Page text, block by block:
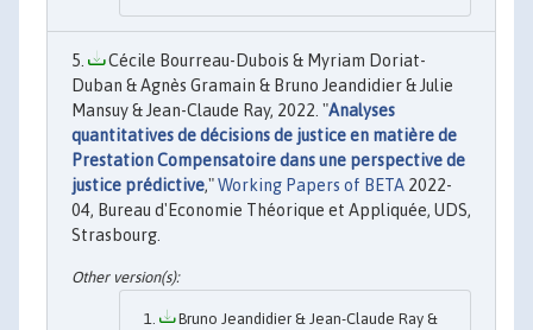
Cécile Bourreau-Dubois & Myriam Doriat-
Duban & Agnès Gramain & Bruno Jeandidier & Julie
Mansuy & Jean-Claude Ray, 2022. "Analyses
quantitatives de décisions de justice en matière de
Prestation Compensatoire dans une perspective de
justice prédictive,"Working Papers of BETA 2022-
04, Bureau d'Economie Théorique et Appliquée, UDS,
Strasbourg.
Bruno Jeandidier & Jean-Claude Ray &